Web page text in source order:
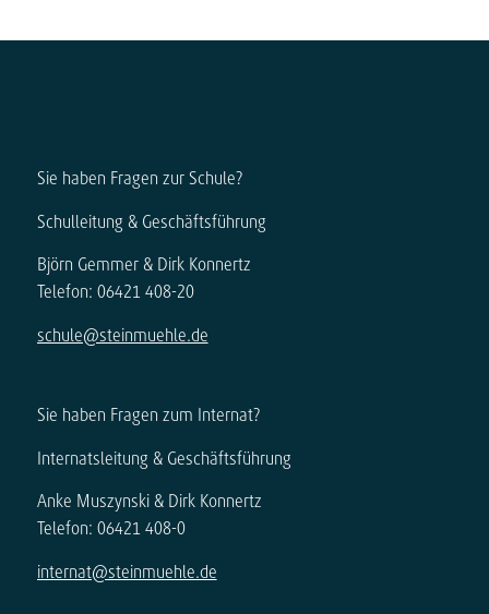
Sie haben Fragen zur Schule?
Schulleitung & Geschäftsführung
Björn Gemmer & Dirk Konnertz
Telefon: 06421 408-20
schule@steinmuehle.de
Sie haben Fragen zum Internat?
Internatsleitung & Geschäftsführung
Anke Muszynski & Dirk Konnertz
Telefon: 06421 408-0
internat@steinmuehle.de